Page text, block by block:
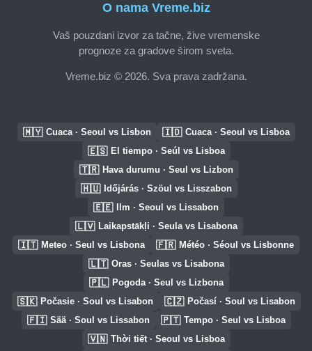
O nama Vreme.biz
Vaš pouzdani izvor za tačne, žive vremenske
prognoze za gradove širom sveta.
Vreme.biz © 2026. Sva prava zadržana.
🇲🇾 Cuaca · Seoul vs Lisbon 🇮🇩 Cuaca · Seoul vs Lisboa
🇪🇸 El tiempo · Seúl vs Lisboa
🇹🇷 Hava durumu · Seul vs Lizbon
🇭🇺 Időjárás · Szöul vs Lisszabon
🇪🇪 Ilm · Seoul vs Lissabon
🇱🇻 Laikapstākļi · Seula vs Lisabona
🇮🇹 Meteo · Seul vs Lisbona 🇫🇷 Météo · Séoul vs Lisbonne
🇱🇹 Oras · Seulas vs Lisabona
🇵🇱 Pogoda · Seul vs Lizbona
🇸🇰 Počasie · Soul vs Lisabon 🇨🇿 Počasí · Soul vs Lisabon
🇫🇮 Sää · Soul vs Lissabon 🇵🇹 Tempo · Seul vs Lisboa
🇻🇳 Thời tiết · Seoul vs Lisboa